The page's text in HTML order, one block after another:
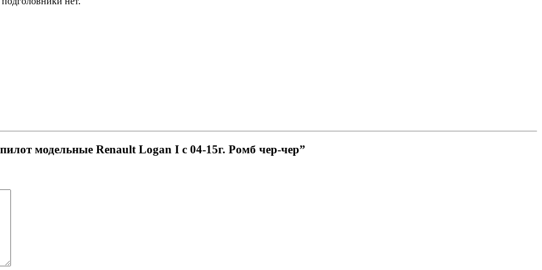
модельные Renault Logan I с 04-15г. Ромб чер-чер”